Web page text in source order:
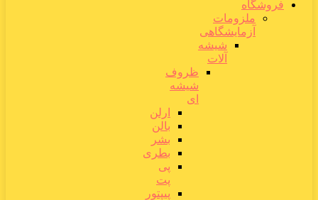
فروشگاه
ملزومات
آزمایشگاهی
شیشه
آلات
ظروف
شیشه
ای
ارلن
بالن
بشر
بطری
پی
پت
پیپتور